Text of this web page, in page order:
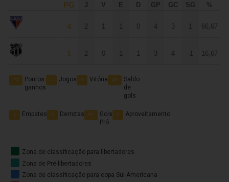
PG J V E D GP GC SG %
4 2 1 1 0 4 3 1 66,67
1 2 0 1 1 3 4 -1 16,67
PG
Pontos
ganhos
J Jogos V Vitória SG
Saldo
de
gols
E Empates D Derrotas GP
Gols
Pró
P Aproveitamento
Zona de classificação para libertadores
Zona de Pré-libertadores
Zona de classificação para copa Sul-Americana